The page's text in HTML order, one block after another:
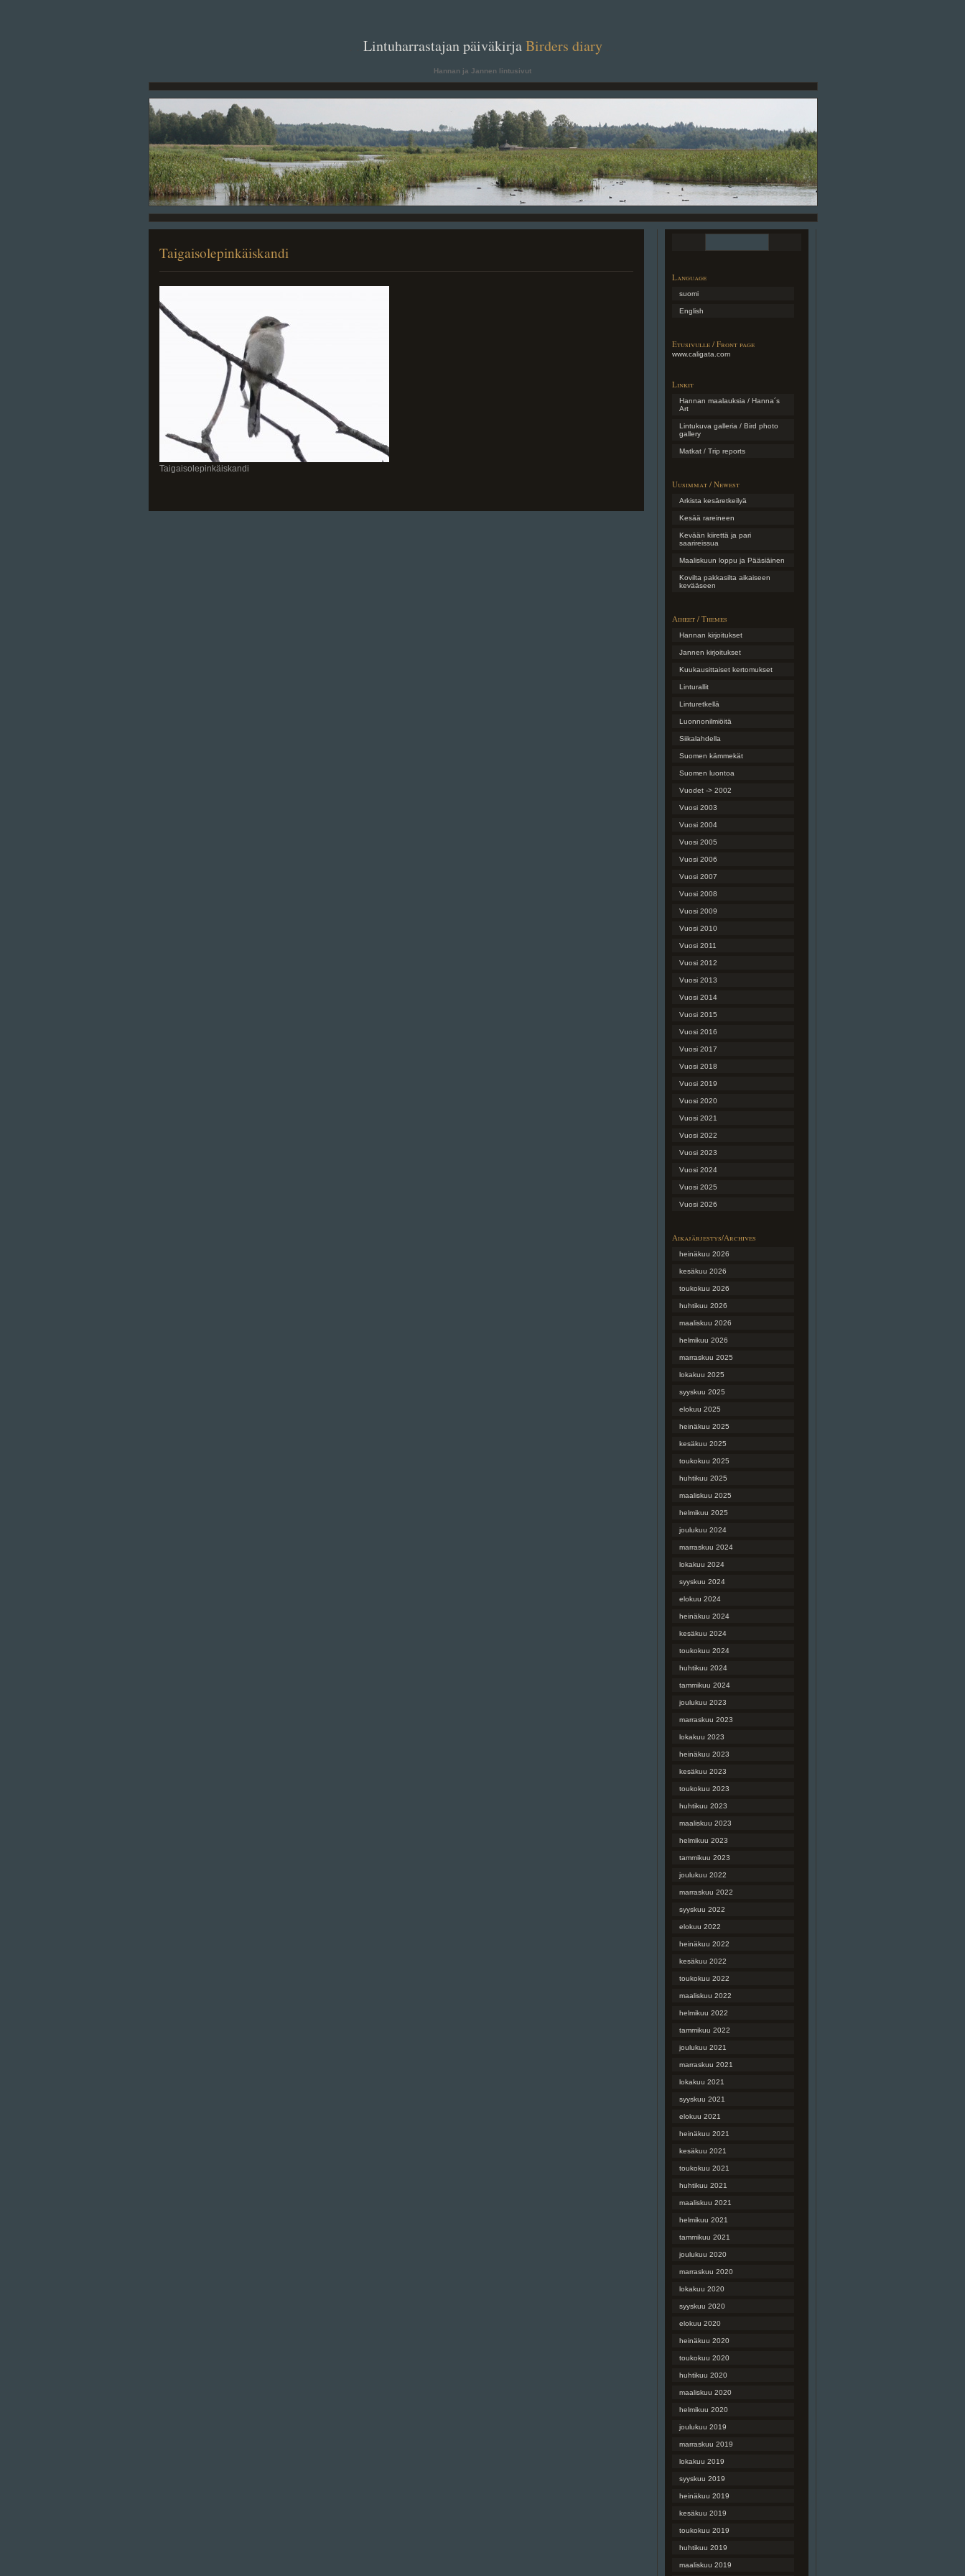
Lintuharrastajan päiväkirjaBirders diary. .
Hannan ja Jannen lintusivut
Taigaisolepinkäiskandi
Taigaisolepinkäiskandi
Language
suomi
English
Etusivulle / Front page
www.caligata.com
Linkit
Hannan maalauksia / Hanna´s
Art
Lintukuva galleria / Bird photo
gallery
Matkat / Trip reports
Uusimmat / Newest
Arkista kesäretkeilyä
Kesää rareineen
Kevään kiirettä ja pari
saarireissua
Maaliskuun loppu ja Pääsiäinen
Kovilta pakkasilta aikaiseen
kevääseen
Aiheet / Themes
Hannan kirjoitukset
Jannen kirjoitukset
Kuukausittaiset kertomukset
Linturallit
Linturetkellä
Luonnonilmiöitä
Siikalahdella
Suomen kämmekät
Suomen luontoa
Vuodet -> 2002
Vuosi 2003
Vuosi 2004
Vuosi 2005
Vuosi 2006
Vuosi 2007
Vuosi 2008
Vuosi 2009
Vuosi 2010
Vuosi 2011
Vuosi 2012
Vuosi 2013
Vuosi 2014
Vuosi 2015
Vuosi 2016
Vuosi 2017
Vuosi 2018
Vuosi 2019
Vuosi 2020
Vuosi 2021
Vuosi 2022
Vuosi 2023
Vuosi 2024
Vuosi 2025
Vuosi 2026
Aikajärjestys/Archives
heinäkuu 2026
kesäkuu 2026
toukokuu 2026
huhtikuu 2026
maaliskuu 2026
helmikuu 2026
marraskuu 2025
lokakuu 2025
syyskuu 2025
elokuu 2025
heinäkuu 2025
kesäkuu 2025
toukokuu 2025
huhtikuu 2025
maaliskuu 2025
helmikuu 2025
joulukuu 2024
marraskuu 2024
lokakuu 2024
syyskuu 2024
elokuu 2024
heinäkuu 2024
kesäkuu 2024
toukokuu 2024
huhtikuu 2024
tammikuu 2024
joulukuu 2023
marraskuu 2023
lokakuu 2023
heinäkuu 2023
kesäkuu 2023
toukokuu 2023
huhtikuu 2023
maaliskuu 2023
helmikuu 2023
tammikuu 2023
joulukuu 2022
marraskuu 2022
syyskuu 2022
elokuu 2022
heinäkuu 2022
kesäkuu 2022
toukokuu 2022
maaliskuu 2022
helmikuu 2022
tammikuu 2022
joulukuu 2021
marraskuu 2021
lokakuu 2021
syyskuu 2021
elokuu 2021
heinäkuu 2021
kesäkuu 2021
toukokuu 2021
huhtikuu 2021
maaliskuu 2021
helmikuu 2021
tammikuu 2021
joulukuu 2020
marraskuu 2020
lokakuu 2020
syyskuu 2020
elokuu 2020
heinäkuu 2020
toukokuu 2020
huhtikuu 2020
maaliskuu 2020
helmikuu 2020
joulukuu 2019
marraskuu 2019
lokakuu 2019
syyskuu 2019
heinäkuu 2019
kesäkuu 2019
toukokuu 2019
huhtikuu 2019
maaliskuu 2019